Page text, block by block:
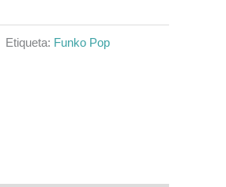
Etiqueta: Funko Pop